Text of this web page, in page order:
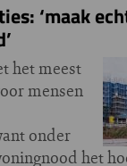
‘maak
het meest
mensen
onder
het